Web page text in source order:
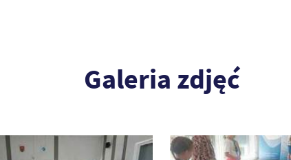
Galeria zdjęć